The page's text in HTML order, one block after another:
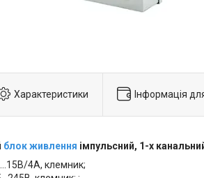
Характеристики Інформація
блок живлення імпульсний, 1-х
4А, клемник;